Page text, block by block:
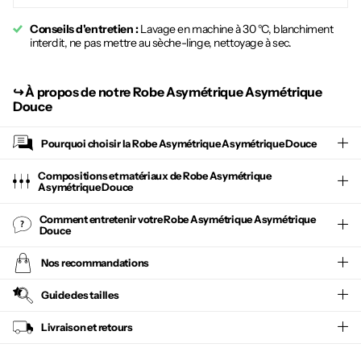
Conseils d'entretien :Lavage en machine à 30 °C, blanchiment
interdit, ne pas mettre au sèche-linge, nettoyage à sec.
↪︎À propos de notre Robe Asymétrique Asymétrique
Douce
Pourquoi choisir laRobe Asymétrique Asymétrique Douce
Compositions et matériaux de Robe Asymétrique
Asymétrique Douce
Comment entretenir votreRobe Asymétrique Asymétrique
Douce
Nos recommandations
Guide des tailles
Livraison et retours